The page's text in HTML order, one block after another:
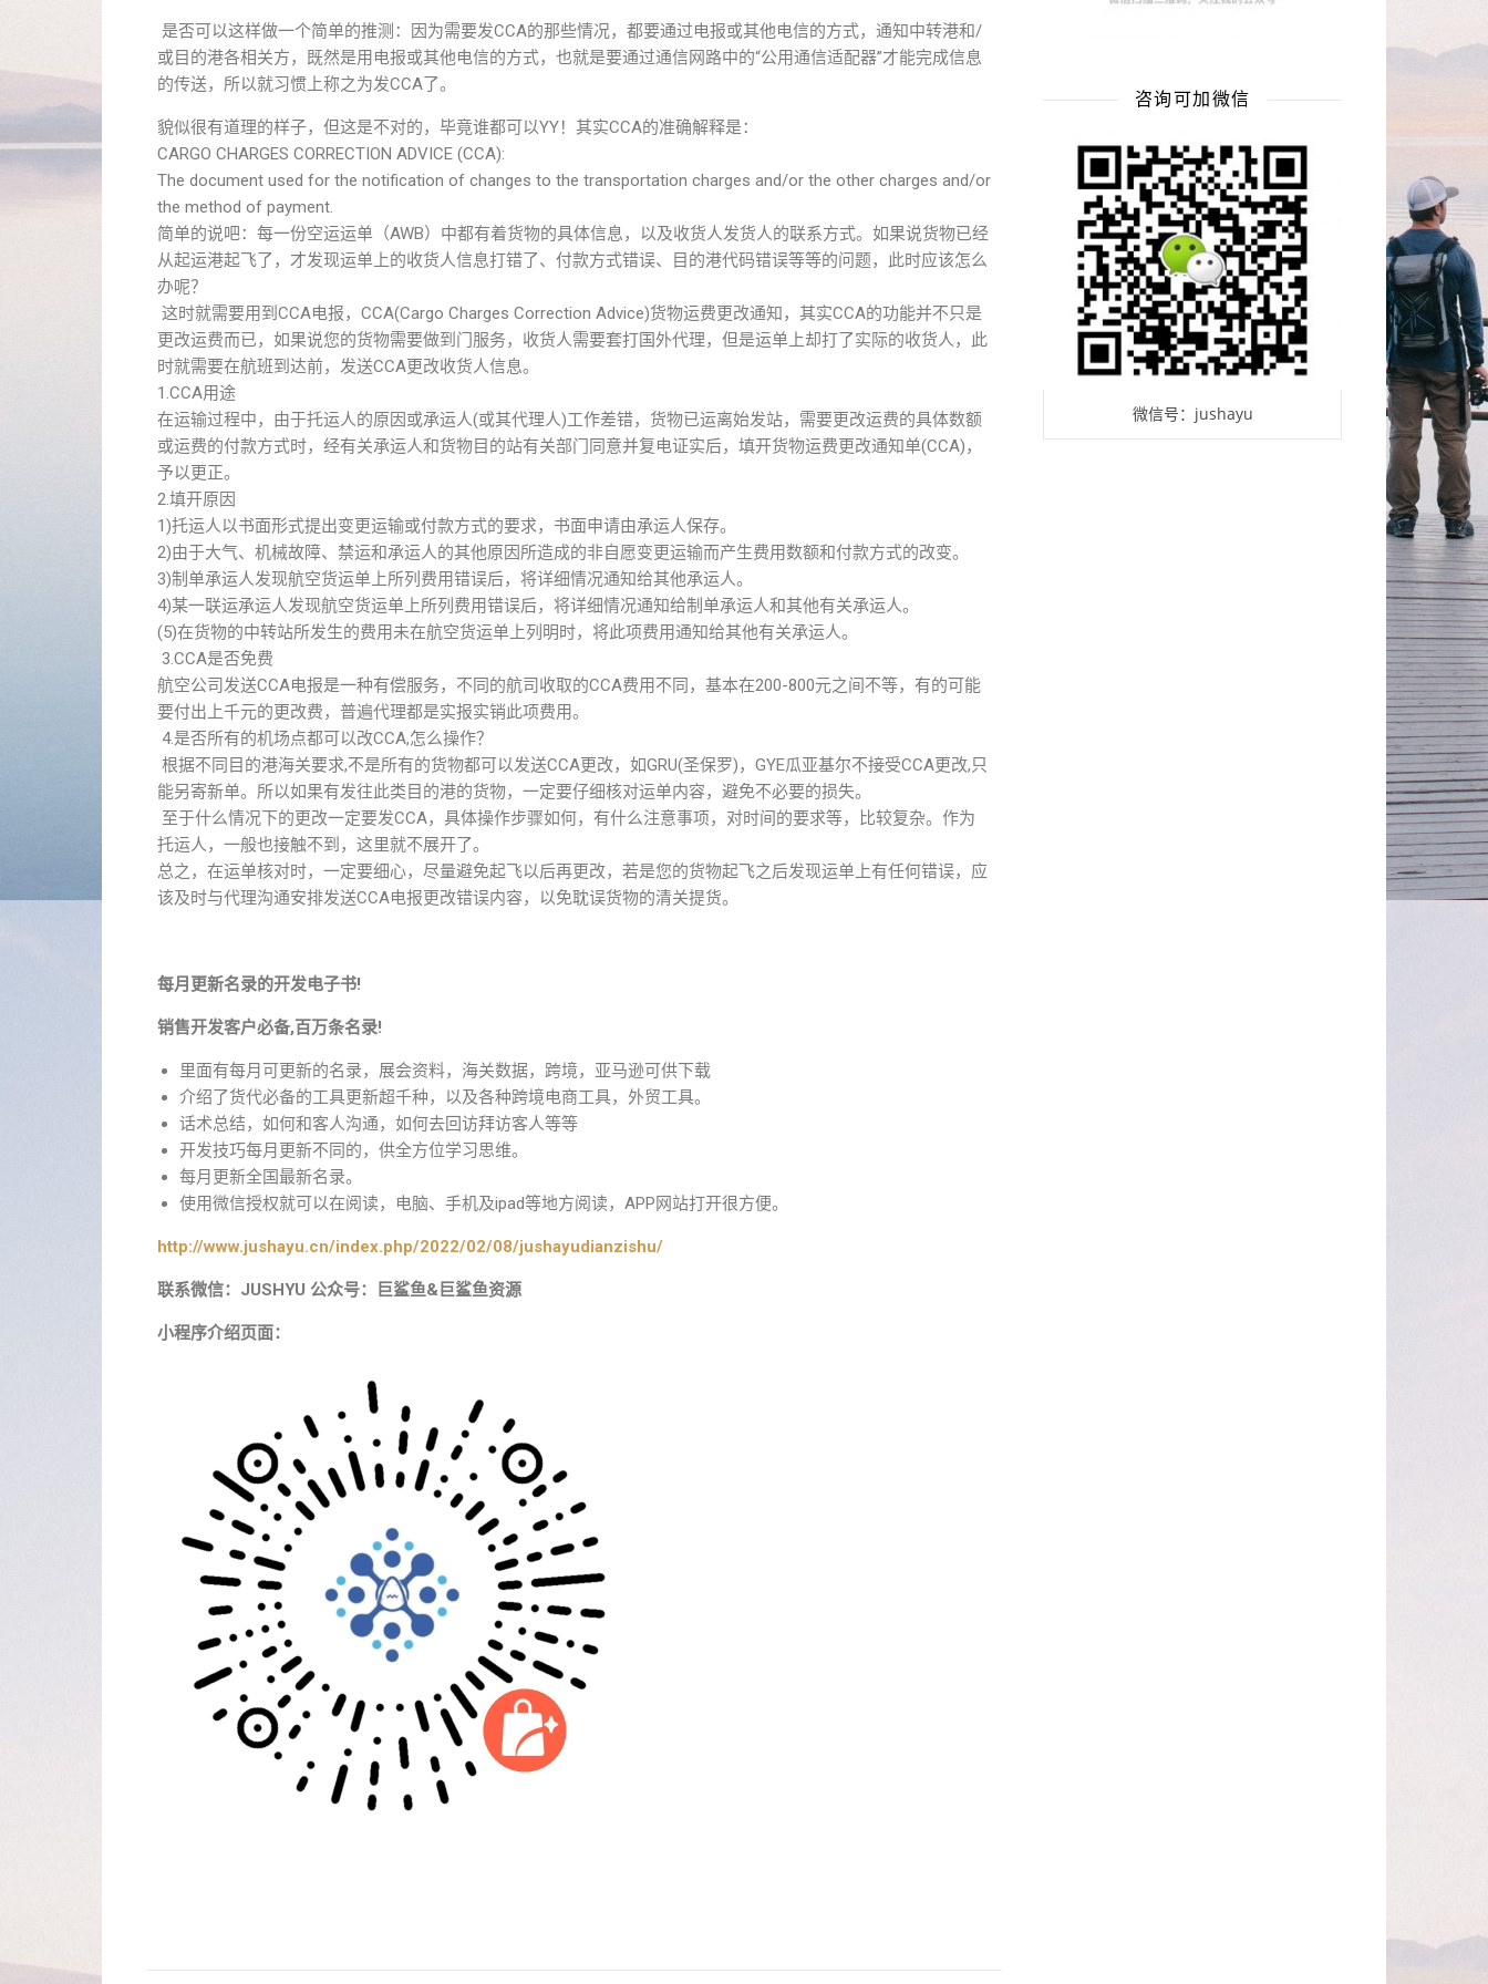
是否可以这样做一个简单的推测：因为需要发CCA的那些情况，都要通过电报或其他电信的方式，通知中转港和/
或目的港各相关方，既然是用电报或其他电信的方式，也就是要通过通信网路中的“公用通信适配器”才能完成信息
的传送，所以就习惯上称之为发CCA了。
貌似很有道理的样子，但这是不对的，毕竟谁都可以YY！其实CCA的准确解释是：
CARGO CHARGES CORRECTION ADVICE (CCA):
The document used for the notification of changes to the transportation charges and/or the other charges and/or
the method of payment.
简单的说吧：每一份空运运单（AWB）中都有着货物的具体信息，以及收货人发货人的联系方式。如果说货物已经
从起运港起飞了，才发现运单上的收货人信息打错了、付款方式错误、目的港代码错误等等的问题，此时应该怎么
办呢？
这时就需要用到CCA电报，CCA(Cargo Charges Correction Advice)货物运费更改通知，其实CCA的功能并不只是
更改运费而已，如果说您的货物需要做到门服务，收货人需要套打国外代理，但是运单上却打了实际的收货人，此
时就需要在航班到达前，发送CCA更改收货人信息。
1.CCA用途
在运输过程中，由于托运人的原因或承运人(或其代理人)工作差错，货物已运离始发站，需要更改运费的具体数额
或运费的付款方式时，经有关承运人和货物目的站有关部门同意并复电证实后，填开货物运费更改通知单(CCA)，
予以更正。
2.填开原因
1)托运人以书面形式提出变更运输或付款方式的要求，书面申请由承运人保存。
2)由于大气、机械故障、禁运和承运人的其他原因所造成的非自愿变更运输而产生费用数额和付款方式的改变。
3)制单承运人发现航空货运单上所列费用错误后，将详细情况通知给其他承运人。
4)某一联运承运人发现航空货运单上所列费用错误后，将详细情况通知给制单承运人和其他有关承运人。
(5)在货物的中转站所发生的费用未在航空货运单上列明时，将此项费用通知给其他有关承运人。
3.CCA是否免费
航空公司发送CCA电报是一种有偿服务，不同的航司收取的CCA费用不同，基本在200-800元之间不等，有的可能
要付出上千元的更改费，普遍代理都是实报实销此项费用。
4.是否所有的机场点都可以改CCA,怎么操作？
根据不同目的港海关要求,不是所有的货物都可以发送CCA更改，如GRU(圣保罗)，GYE瓜亚基尔不接受CCA更改,只
能另寄新单。所以如果有发往此类目的港的货物，一定要仔细核对运单内容，避免不必要的损失。
至于什么情况下的更改一定要发CCA，具体操作步骤如何，有什么注意事项，对时间的要求等，比较复杂。作为
托运人，一般也接触不到，这里就不展开了。
总之，在运单核对时，一定要细心，尽量避免起飞以后再更改，若是您的货物起飞之后发现运单上有任何错误，应
该及时与代理沟通安排发送CCA电报更改错误内容，以免耽误货物的清关提货。
每月更新名录的开发电子书!
销售开发客户必备,百万条名录!
里面有每月可更新的名录，展会资料，海关数据，跨境，亚马逊可供下载
介绍了货代必备的工具更新超千种，以及各种跨境电商工具，外贸工具。
话术总结，如何和客人沟通，如何去回访拜访客人等等
开发技巧每月更新不同的，供全方位学习思维。
每月更新全国最新名录。
使用微信授权就可以在阅读，电脑、手机及ipad等地方阅读，APP网站打开很方便。
http://www.jushayu.cn/index.php/2022/02/08/jushayudianzishu/
联系微信：JUSHYU 公众号：巨鲨鱼&巨鲨鱼资源
小程序介绍页面：
咨询可加微信
微信号：jushayu